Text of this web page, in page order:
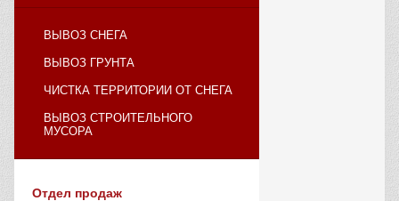
ВЫВОЗ СНЕГА
ВЫВОЗ ГРУНТА
ЧИСТКА ТЕРРИТОРИИ ОТ СНЕГА
ВЫВОЗ СТРОИТЕЛЬНОГО
МУСОРА
Отдел продаж